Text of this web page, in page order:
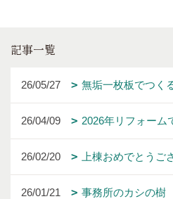
記事一覧
26/05/27 無垢一枚板でつく
26/04/09 2026年リフォーム
26/02/20 上棟おめでとうご
26/01/21 事務所のカシの樹